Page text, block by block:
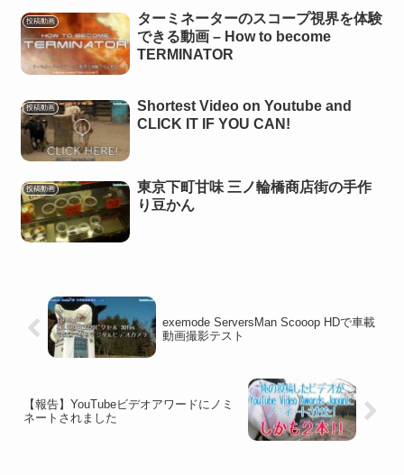
投稿動画
ターミネーターのスコープ視界を体験
できる動画 – How to become
TERMINATOR
投稿動画
Shortest Video on Youtube and
CLICK IT IF YOU CAN!
投稿動画
東京下町甘味 三ノ輪橋商店街の手作
り豆かん
exemode ServersMan Scooop HDで車載
動画撮影テスト
【報告】YouTubeビデオアワードにノミ
ネートされました